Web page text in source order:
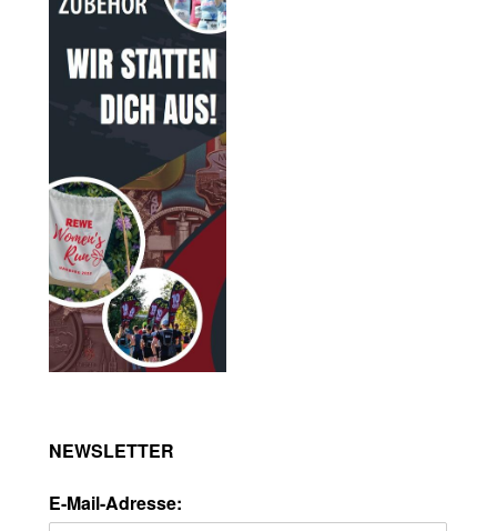
NEWSLETTER
E-Mail-Adresse: